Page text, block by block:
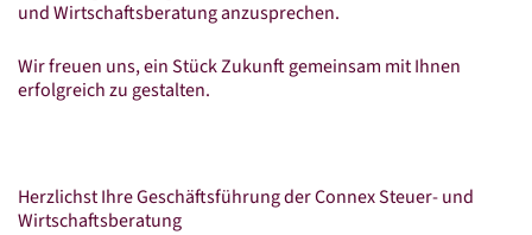
und Wirtschaftsberatung anzusprechen.
Wir freuen uns, ein Stück Zukunft gemeinsam mit Ihnen
erfolgreich zu gestalten.
Herzlichst Ihre Geschäftsführung der Connex Steuer- und
Wirtschaftsberatung